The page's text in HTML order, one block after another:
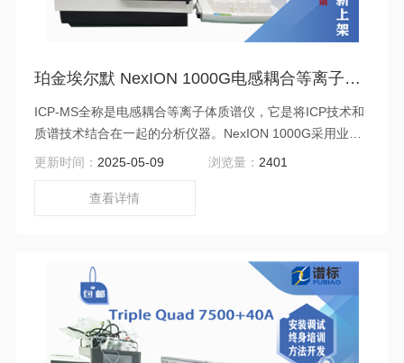
珀金埃尔默 NexION 1000G电感耦合等离子体质谱仪二手
ICP-MS全称是电感耦合等离子体质谱仪，它是将ICP技术和
质谱技术结合在一起的分析仪器。NexION 1000G采用业界
的三组四极杆组成的串级电感耦合等离子体质谱平台，确保
和异乎寻常的稳定性。四极杆离子偏转器、四极杆通用池和
更新时间： 2025-05-09 浏览量： 2401
查看详情